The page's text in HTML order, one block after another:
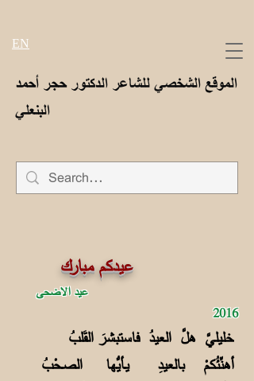
الموقع الشخصي للشاعر الدكتور حجر أحمد
البنعلي
EN
عيدكم مبارك
عيد الاضحى
2016
خليليَّ هلَّ العيدُ فاستبشرَ القَلبُ
أهنِّئُكمْ بالعيدِ يـأيُّها الصـحْبُ